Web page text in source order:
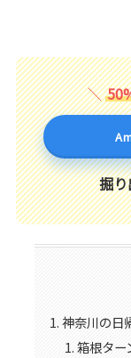
掘
神奈川の日
箱根ター